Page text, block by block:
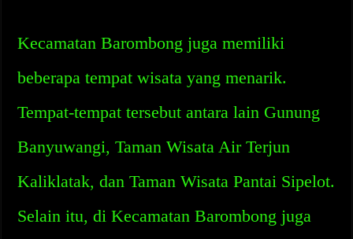
Kecamatan Barombong juga memiliki
beberapa tempat wisata yang menarik.
Tempat-tempat tersebut antara lain Gunung
Banyuwangi, Taman Wisata Air Terjun
Kaliklatak, dan Taman Wisata Pantai Sipelot.
Selain itu, di Kecamatan Barombong juga